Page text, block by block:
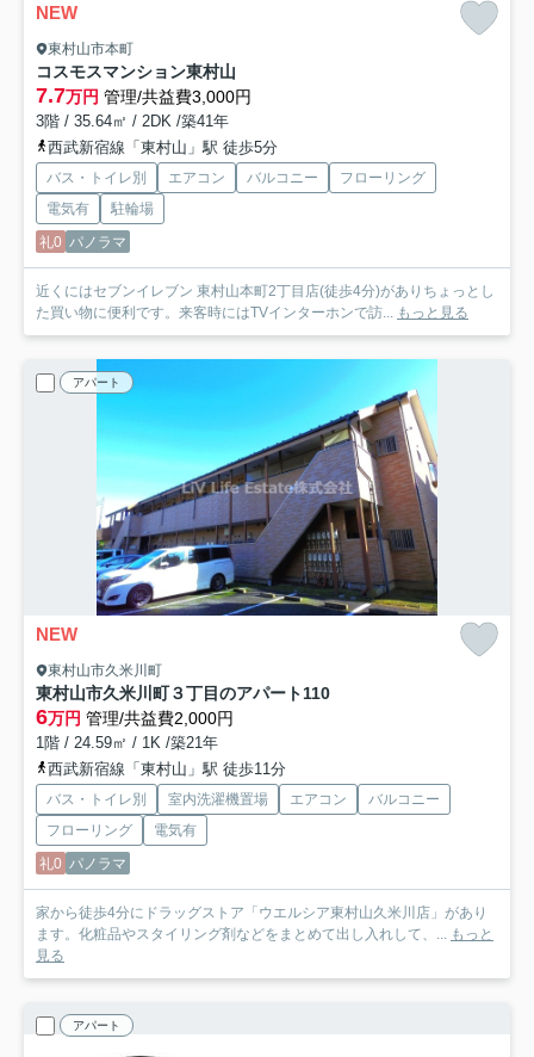
NEW
東村山市本町
コスモスマンション東村山
7.7万円 管理/共益費3,000円
3階 / 35.64㎡ / 2DK /築41年
西武新宿線「東村山」駅 徒歩5分
バス・トイレ別 エアコン バルコニー
フローリング
電気有
駐輪場
礼0 パノラマ
近くにはセブンイレブン 東村山本町2丁目店(徒歩4分)がありちょっとし
た買い物に便利です。来客時にはTVインターホンで訪...
もっと見る
アパート
NEW
東村山市久米川町
東村山市久米川町３丁目のアパート110
6万円 管理/共益費2,000円
1階 / 24.59㎡ / 1K /築21年
西武新宿線「東村山」駅 徒歩11分
バス・トイレ別 室内洗濯機置場 エアコン
バルコニー
フローリング
電気有
礼0 パノラマ
家から徒歩4分にドラッグストア「ウエルシア東村山久米川店」があり
ます。化粧品やスタイリング剤などをまとめて出し入れして、...
もっと
見る
アパート